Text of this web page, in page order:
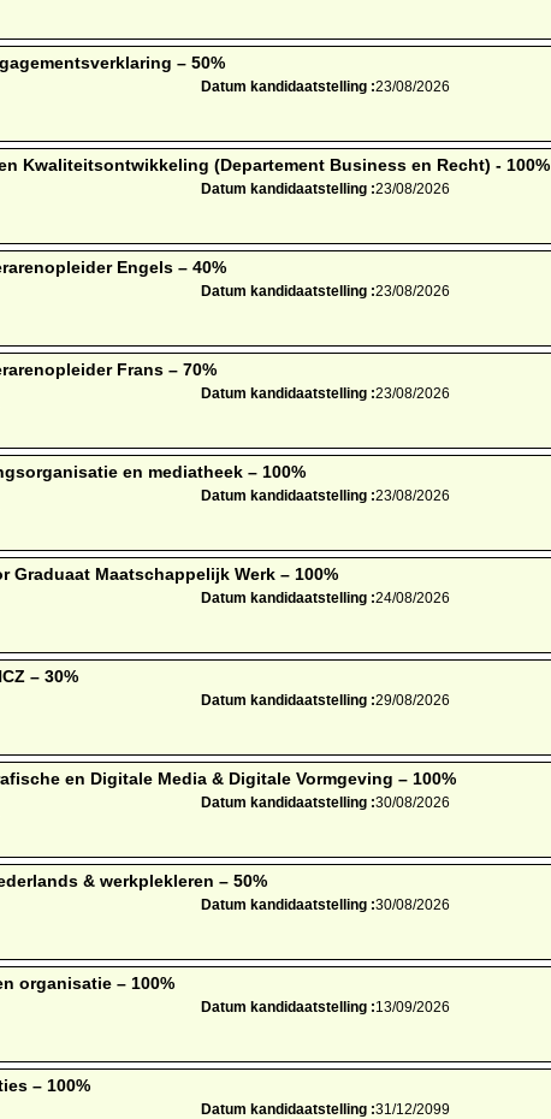
– 50%
Datum kandidaatstelling :23/08/2026
Kwaliteitsontwikkeling (Departement Business en Recht) - 100%
Datum kandidaatstelling :23/08/2026
Engels – 40%
Datum kandidaatstelling :23/08/2026
Frans – 70%
Datum kandidaatstelling :23/08/2026
en mediatheek – 100%
Datum kandidaatstelling :23/08/2026
Graduaat Maatschappelijk Werk – 100%
Datum kandidaatstelling :24/08/2026
– 30%
Datum kandidaatstelling :29/08/2026
en Digitale Media & Digitale Vormgeving – 100%
Datum kandidaatstelling :30/08/2026
& werkplekleren – 50%
Datum kandidaatstelling :30/08/2026
organisatie – 100%
Datum kandidaatstelling :13/09/2026
– 100%
Datum kandidaatstelling :31/12/2099